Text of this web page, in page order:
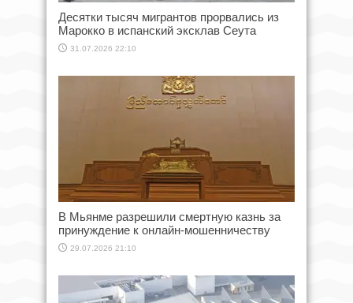
Десятки тысяч мигрантов прорвались из
Марокко в испанский эксклав Сеута
31.07.2026 22:10
В Мьянме разрешили смертную казнь за
принуждение к онлайн-мошенничеству
29.07.2026 21:10